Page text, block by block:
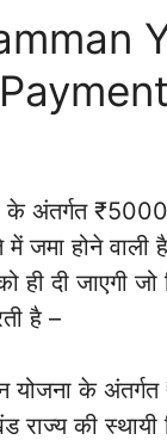
के अंतर्गत
जमा होने वाली
ही दी जाएगी जो
है –
योजना के
राज्य की स्थायी